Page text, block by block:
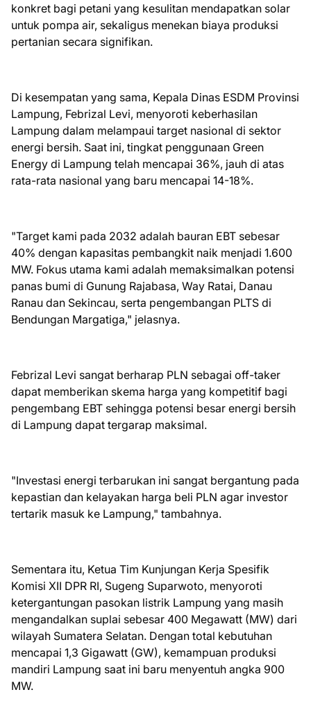
konkret bagi petani yang kesulitan mendapatkan solar
untuk pompa air, sekaligus menekan biaya produksi
pertanian secara signifikan.
​Di kesempatan yang sama, Kepala Dinas ESDM Provinsi
Lampung, Febrizal Levi, menyoroti keberhasilan
Lampung dalam melampaui target nasional di sektor
energi bersih. Saat ini, tingkat penggunaan Green
Energy di Lampung telah mencapai 36%, jauh di atas
rata-rata nasional yang baru mencapai 14-18%.
​"Target kami pada 2032 adalah bauran EBT sebesar
40% dengan kapasitas pembangkit naik menjadi 1.600
MW. Fokus utama kami adalah memaksimalkan potensi
panas bumi di Gunung Rajabasa, Way Ratai, Danau
Ranau dan Sekincau, serta pengembangan PLTS di
Bendungan Margatiga," jelasnya.
Febrizal Levi sangat berharap PLN sebagai off-taker
dapat memberikan skema harga yang kompetitif bagi
pengembang EBT sehingga potensi besar energi bersih
di Lampung dapat tergarap maksimal.
"Investasi energi terbarukan ini sangat bergantung pada
kepastian dan kelayakan harga beli PLN agar investor
tertarik masuk ke Lampung," tambahnya.
Sementara itu, Ketua Tim Kunjungan Kerja Spesifik
Komisi XII DPR RI, Sugeng Suparwoto, menyoroti
ketergantungan pasokan listrik Lampung yang masih
mengandalkan suplai sebesar 400 Megawatt (MW) dari
wilayah Sumatera Selatan. Dengan total kebutuhan
mencapai 1,3 Gigawatt (GW), kemampuan produksi
mandiri Lampung saat ini baru menyentuh angka 900
MW.